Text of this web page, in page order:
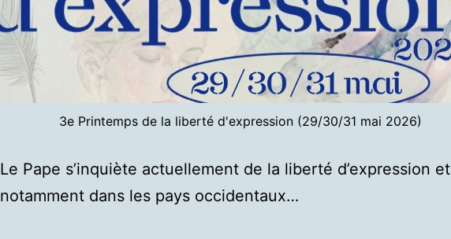
3e Printemps de la liberté d'expression (29/30/31 mai 2026)
Le Pape s’inquiète actuellement de la liberté d’expression et
notamment dans les pays occidentaux…